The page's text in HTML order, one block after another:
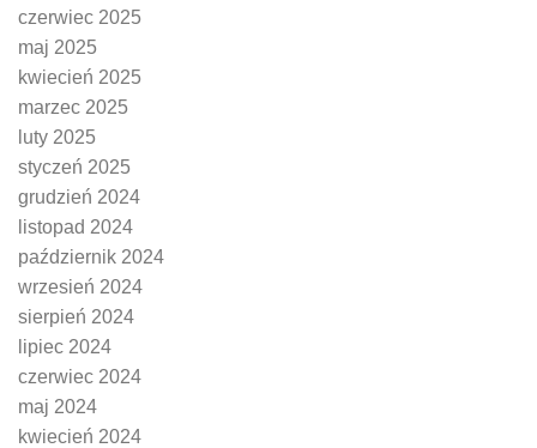
czerwiec 2025
maj 2025
kwiecień 2025
marzec 2025
luty 2025
styczeń 2025
grudzień 2024
listopad 2024
październik 2024
wrzesień 2024
sierpień 2024
lipiec 2024
czerwiec 2024
maj 2024
kwiecień 2024